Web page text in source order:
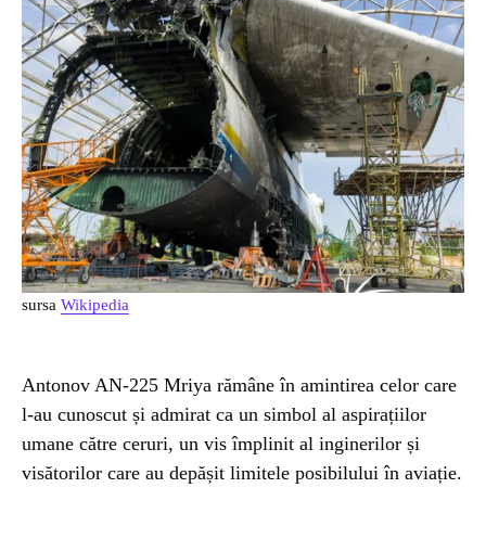
sursa Wikipedia
Antonov AN-225 Mriya rămâne în amintirea celor care
l-au cunoscut și admirat ca un simbol al aspirațiilor
umane către ceruri, un vis împlinit al inginerilor și
visătorilor care au depășit limitele posibilului în aviație.